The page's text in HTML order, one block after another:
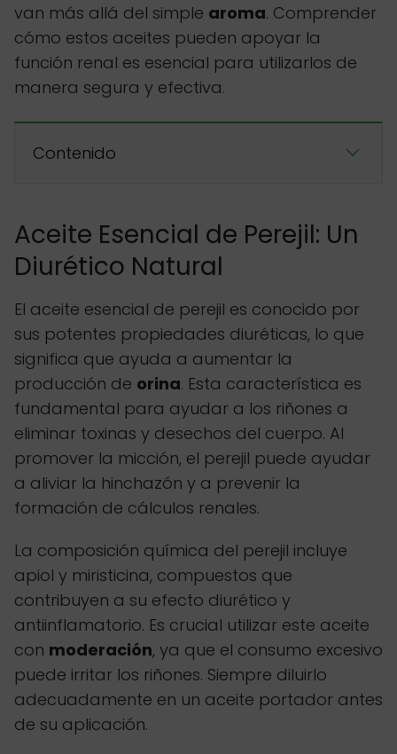
van más allá del simple aroma. Comprender
cómo estos aceites pueden apoyar la
función renal es esencial para utilizarlos de
manera segura y efectiva.
Contenido
Aceite Esencial de Perejil: Un
Diurético Natural
El aceite esencial de perejil es conocido por
sus potentes propiedades diuréticas, lo que
significa que ayuda a aumentar la
producción de orina. Esta característica es
fundamental para ayudar a los riñones a
eliminar toxinas y desechos del cuerpo. Al
promover la micción, el perejil puede ayudar
a aliviar la hinchazón y a prevenir la
formación de cálculos renales.
La composición química del perejil incluye
apiol y miristicina, compuestos que
contribuyen a su efecto diurético y
antiinflamatorio. Es crucial utilizar este aceite
con moderación, ya que el consumo excesivo
puede irritar los riñones. Siempre diluirlo
adecuadamente en un aceite portador antes
de su aplicación.